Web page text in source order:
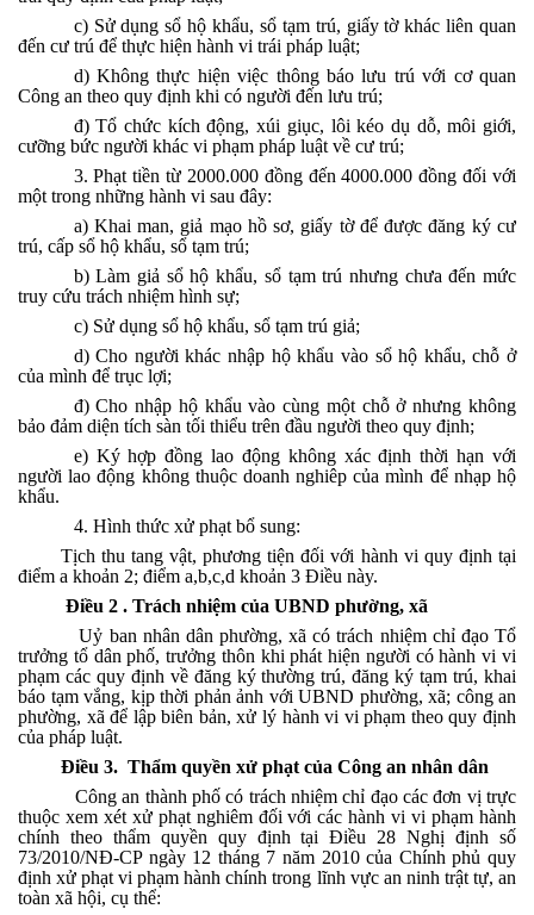
c) Sử dụng sổ hộ khẩu, sổ tạm trú, giấy tờ khác liên quan
đến cư trú để thực hiện hành vi trái pháp luật;
d) Không thực hiện việc thông báo lưu trú với cơ quan
Công an theo quy định khi có người đến lưu trú;
đ) Tổ chức kích động, xúi giục, lôi kéo dụ dỗ, môi giới,
cưỡng bức người khác vi phạm pháp luật về cư trú;
3. Phạt tiền từ 2000.000 đồng đến 4000.000 đồng đối với
một trong những hành vi sau đây:
a) Khai man, giả mạo hồ sơ, giấy tờ để được đăng ký cư
trú, cấp sổ hộ khẩu, sổ tạm trú;
b) Làm giả sổ hộ khẩu, sổ tạm trú nhưng chưa đến mức
truy cứu trách nhiệm hình sự;
c) Sử dụng sổ hộ khẩu, sổ tạm trú giả;
d) Cho người khác nhập hộ khẩu vào sổ hộ khẩu, chỗ ở
của mình để trục lợi;
đ) Cho nhập hộ khẩu vào cùng một chỗ ở nhưng không
bảo đảm diện tích sàn tối thiểu trên đầu người theo quy định;
e) Ký hợp đồng lao động không xác định thời hạn với
người lao động không thuộc doanh nghiêp của mình để nhạp hộ
khẩu.
4. Hình thức xử phạt bổ sung:
Tịch thu tang vật, phương tiện đối với hành vi quy định tại
điểm a khoản 2; điểm a,b,c,d khoản 3 Điều này.
Điều 2 . Trách nhiệm của UBND phường, xã
Uỷ ban nhân dân phường, xã có trách nhiệm chỉ đạo Tổ
trưởng tổ dân phố, trưởng thôn khi phát hiện người có hành vi vi
phạm các quy định về đăng ký thường trú, đăng ký tạm trú, khai
báo tạm vắng, kịp thời phản ảnh với UBND phường, xã; công an
phường, xã để lập biên bản, xử lý hành vi vi phạm theo quy định
của pháp luật.
Điều 3. Thẩm quyền xử phạt của Công an nhân dân
Công an thành phố có trách nhiệm chỉ đạo các đơn vị trực
thuộc xem xét xử phạt nghiêm đối với các hành vi vi phạm hành
chính theo thẩm quyền quy định tại Điều 28 Nghị định số
73/2010/NĐ-CP ngày 12 tháng 7 năm 2010 của Chính phủ quy
định xử phạt vi phạm hành chính trong lĩnh vực an ninh trật tự, an
toàn xã hội, cụ thể: